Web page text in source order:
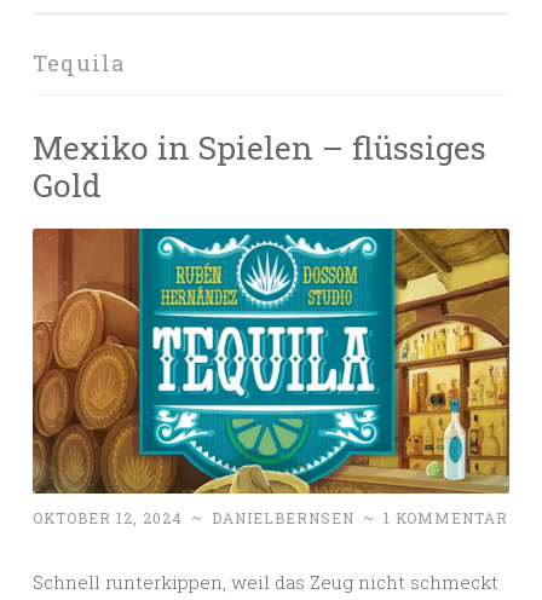
Tequila
Mexiko in Spielen – flüssiges
Gold
OKTOBER 12, 2024 ~ DANIELBERNSEN ~ 1 KOMMENTAR
Schnell runterkippen, weil das Zeug nicht schmeckt